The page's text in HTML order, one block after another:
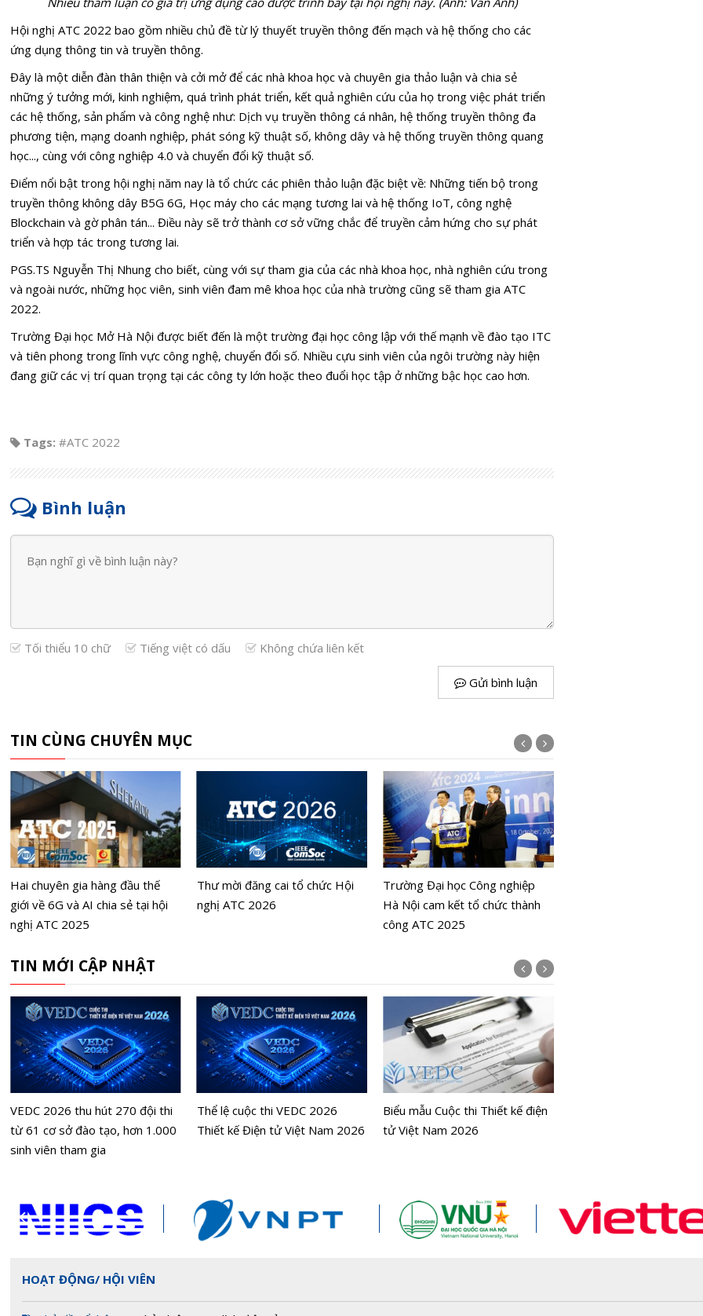
Hội nghị ATC 2022 bao gồm nhiều chủ đề từ lý thuyết truyền thông đến mạch và hệ thống cho các
ứng dụng thông tin và truyền thông.
Đây là một diễn đàn thân thiện và cởi mở để các nhà khoa học và chuyên gia thảo luận và chia sẻ
những ý tưởng mới, kinh nghiệm, quá trình phát triển, kết quả nghiên cứu của họ trong việc phát triển
các hệ thống, sản phẩm và công nghệ như: Dịch vụ truyền thông cá nhân, hệ thống truyền thông đa
phương tiện, mạng doanh nghiệp, phát sóng kỹ thuật số, không dây và hệ thống truyền thông quang
học..., cùng với công nghiệp 4.0 và chuyển đổi kỹ thuật số.
Điểm nổi bật trong hội nghị năm nay là tổ chức các phiên thảo luận đặc biệt về: Những tiến bộ trong
truyền thông không dây B5G 6G, Học máy cho các mạng tương lai và hệ thống IoT, công nghệ
Blockchain và gờ phân tán... Điều này sẽ trở thành cơ sở vững chắc để truyền cảm hứng cho sự phát
triển và hợp tác trong tương lai.
PGS.TS Nguyễn Thị Nhung cho biết, cùng với sự tham gia của các nhà khoa học, nhà nghiên cứu trong
và ngoài nước, những học viên, sinh viên đam mê khoa học của nhà trường cũng sẽ tham gia ATC
2022.
Trường Đại học Mở Hà Nội được biết đến là một trường đại học công lập với thế mạnh về đào tạo ITC
và tiên phong trong lĩnh vực công nghệ, chuyển đổi số. Nhiều cựu sinh viên của ngôi trường này hiện
đang giữ các vị trí quan trọng tại các công ty lớn hoặc theo đuổi học tập ở những bậc học cao hơn.
Tags: #ATC 2022
Bình luận
Tối thiểu 10 chữ Tiếng việt có dấu Không chứa liên kết
Gửi bình luận
TIN CÙNG CHUYÊN MỤC
Hai chuyên gia hàng đầu thế
giới về 6G và AI chia sẻ tại hội
nghị ATC 2025
Thư mời đăng cai tổ chức Hội
nghị ATC 2026
Trường Đại học Công nghiệp
Hà Nội cam kết tổ chức thành
công ATC 2025
TIN MỚI CẬP NHẬT
VEDC 2026 thu hút 270 đội thi
từ 61 cơ sở đào tạo, hơn 1.000
sinh viên tham gia
Thể lệ cuộc thi VEDC 2026
Thiết kế Điện tử Việt Nam 2026
Biểu mẫu Cuộc thi Thiết kế điện
tử Việt Nam 2026
HOẠT ĐỘNG/ HỘI VIÊN